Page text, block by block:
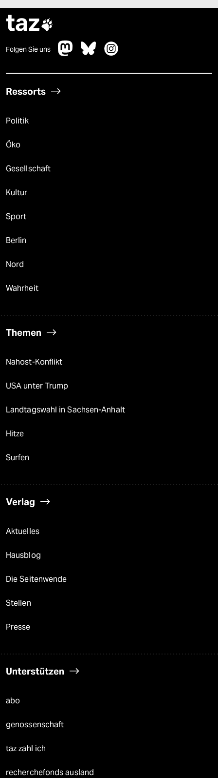
taz
Folgen Sie uns
Ressorts
Politik
Öko
Gesellschaft
Kultur
Sport
Berlin
Nord
Wahrheit
Themen
Nahost-Konflikt
USA unter Trump
Landtagswahl in Sachsen-Anhalt
Hitze
Surfen
Verlag
Aktuelles
Hausblog
Die Seitenwende
Stellen
Presse
Unterstützen
abo
genossenschaft
taz zahl ich
recherchefonds ausland